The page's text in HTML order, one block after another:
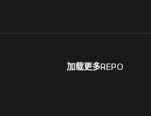
加载更多REPO